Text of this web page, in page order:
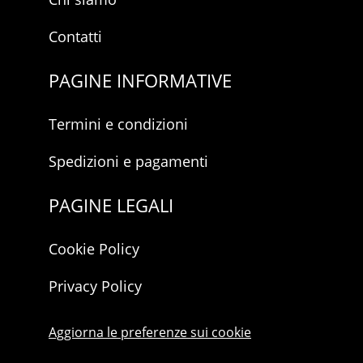
Contatti
PAGINE INFORMATIVE
Termini e condizioni
Spedizioni e pagamenti
PAGINE LEGALI
Cookie Policy
Privacy Policy
Aggiorna le preferenze sui cookie